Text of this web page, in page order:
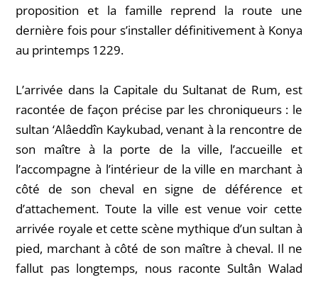
proposition et la famille reprend la route une
dernière fois pour s’installer définitivement à Konya
au printemps 1229.
L’arrivée dans la Capitale du Sultanat de Rum, est
racontée de façon précise par les chroniqueurs : le
sultan ‘Alâeddîn Kaykubad, venant à la rencontre de
son maître à la porte de la ville, l’accueille et
l’accompagne à l’intérieur de la ville en marchant à
côté de son cheval en signe de déférence et
d’attachement. Toute la ville est venue voir cette
arrivée royale et cette scène mythique d’un sultan à
pied, marchant à côté de son maître à cheval. Il ne
fallut pas longtemps, nous raconte Sultân Walad